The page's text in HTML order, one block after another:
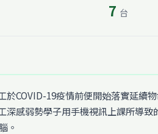
7 台
於COVID-19疫情前便開始落實延續
深感弱勢學子用手機視訊上課所導
。